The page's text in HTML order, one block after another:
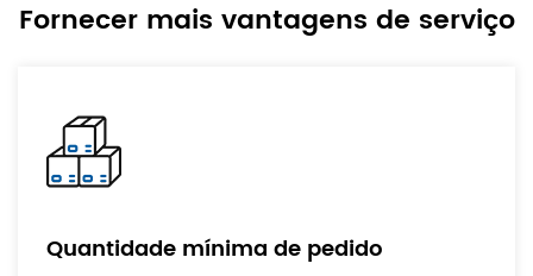
Fornecer mais vantagens de serviço
Quantidade mínima de pedido